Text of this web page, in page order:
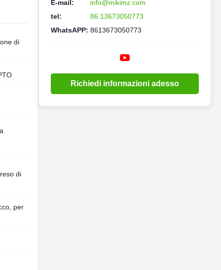
di
di
per
E-mail:
info@mikimz.com
tel:
86 13673050773
WhatsAPP: 8613673050773
Richiedi informazioni adesso